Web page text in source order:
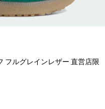
フルグレインレザー 直営店限